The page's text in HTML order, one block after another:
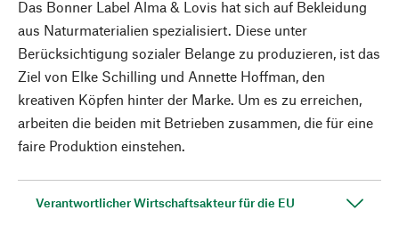
Das Bonner Label Alma & Lovis hat sich auf Bekleidung
aus Naturmaterialien spezialisiert. Diese unter
Berücksichtigung sozialer Belange zu produzieren, ist das
Ziel von Elke Schilling und Annette Hoffman, den
kreativen Köpfen hinter der Marke. Um es zu erreichen,
arbeiten die beiden mit Betrieben zusammen, die für eine
faire Produktion einstehen.
Verantwortlicher Wirtschaftsakteur für die EU